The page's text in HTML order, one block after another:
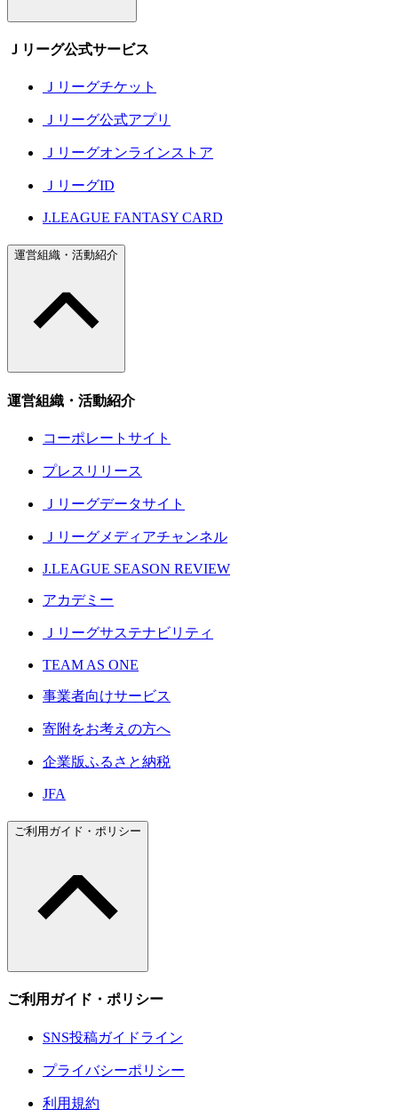
Ｊリーグ公式サービス
Ｊリーグチケット
Ｊリーグ公式アプリ
Ｊリーグオンラインストア
ＪリーグID
J.LEAGUE FANTASY CARD
運営組織・活動紹介
運営組織・活動紹介
コーポレートサイト
プレスリリース
Ｊリーグデータサイト
Ｊリーグメディアチャンネル
J.LEAGUE SEASON REVIEW
アカデミー
Ｊリーグサステナビリティ
TEAM AS ONE
事業者向けサービス
寄附をお考えの方へ
企業版ふるさと納税
JFA
ご利用ガイド・ポリシー
ご利用ガイド・ポリシー
SNS投稿ガイドライン
プライバシーポリシー
利用規約